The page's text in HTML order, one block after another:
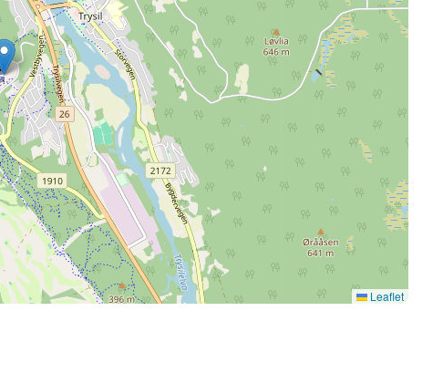
Leaflet